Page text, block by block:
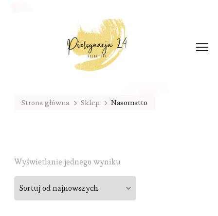
Strona główna Sklep Nasomatto
Wyświetlanie jednego wyniku